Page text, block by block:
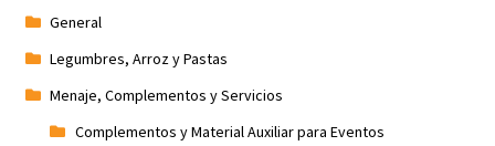
General
Legumbres, Arroz y Pastas
Menaje, Complementos y Servicios
Complementos y Material Auxiliar para Eventos